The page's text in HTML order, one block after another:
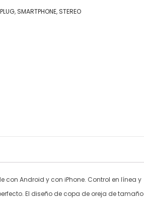
PLUG, SMARTPHONE, STEREO
con Android y con iPhone. Control en línea y
El diseño de copa de oreja de tamaño